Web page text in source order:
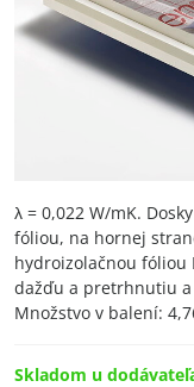
λ = 0,022 W/mK.
fóliou, na hornej
hydroizolačnou fóliou
dažďu a pretrhnutiu
Množstvo v balení:
Skladom u